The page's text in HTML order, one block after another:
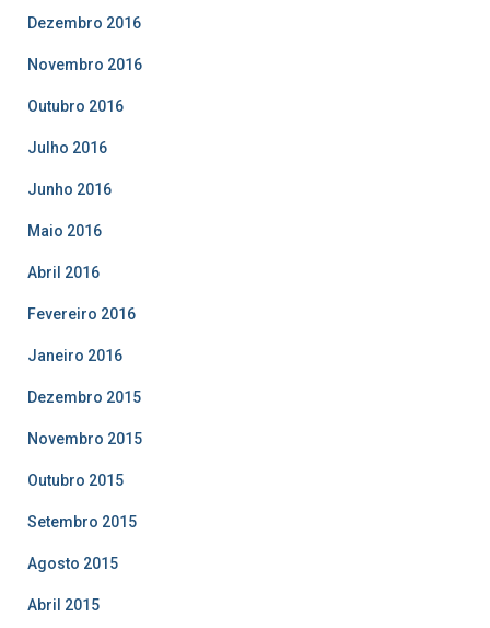
Dezembro 2016
Novembro 2016
Outubro 2016
Julho 2016
Junho 2016
Maio 2016
Abril 2016
Fevereiro 2016
Janeiro 2016
Dezembro 2015
Novembro 2015
Outubro 2015
Setembro 2015
Agosto 2015
Abril 2015